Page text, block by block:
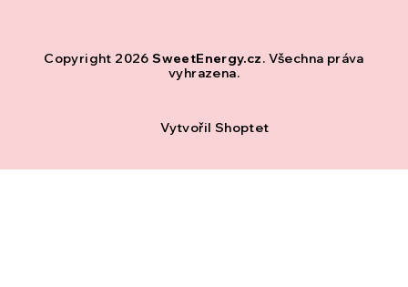
Copyright 2026SweetEnergy.cz. Všechna práva
vyhrazena.
Vytvořil Shoptet